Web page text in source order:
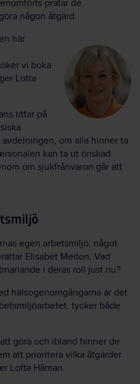
pratar de
någon åtgärd.
här
vi boka
Lotta
tittar på
om alla hinner ta
kan ta ut önskad
om sjukfrånvaron går att
egen arbetsmiljö, något
Elisabet Meiton. Vad
i deras roll just nu?
hälsogenomgångarna är det
tycker både
göra och ibland hinner de
att prioritera vilka åtgärder
Lotta Håman.